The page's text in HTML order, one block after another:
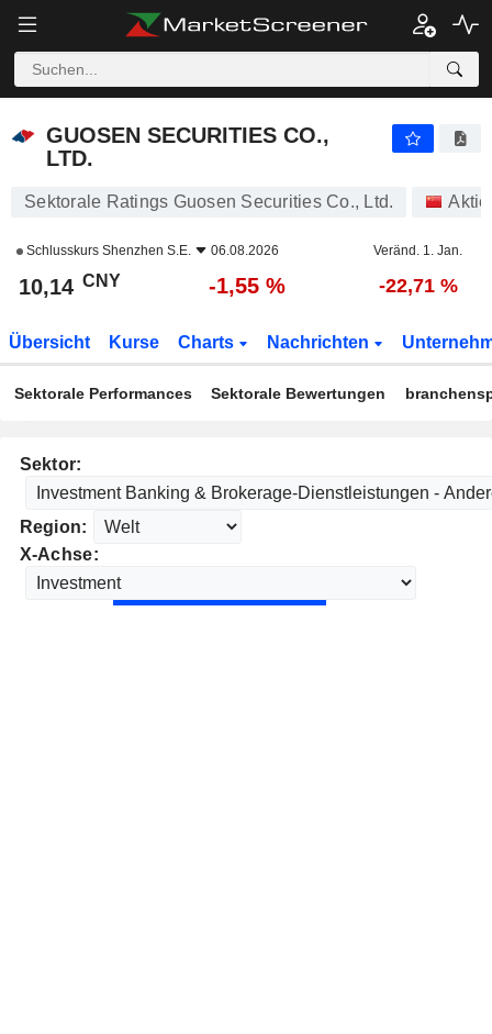
GUOSEN SECURITIES CO., LTD. -1,55 %
GUOSEN SECURITIES CO.,
LTD.
Sektorale Ratings Guosen Securities Co., Ltd.
Schlusskurs Shenzhen S.E. 06.08.2026 Veränd. 1. Jan.
10,14 CNY -1,55 % -22,71 %
Übersicht Kurse Charts Nachrichten
Sektorale Performances Sektorale Bewertungen
Sektor:
Region:
X-Achse: